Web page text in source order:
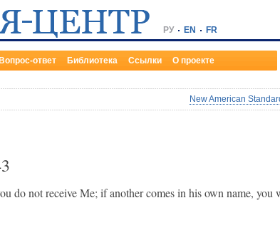
РУ EN FR
Вопрос-ответ Библиотека Ссылки О проекте
New American
do not receive Me; if another comes in his own name, you